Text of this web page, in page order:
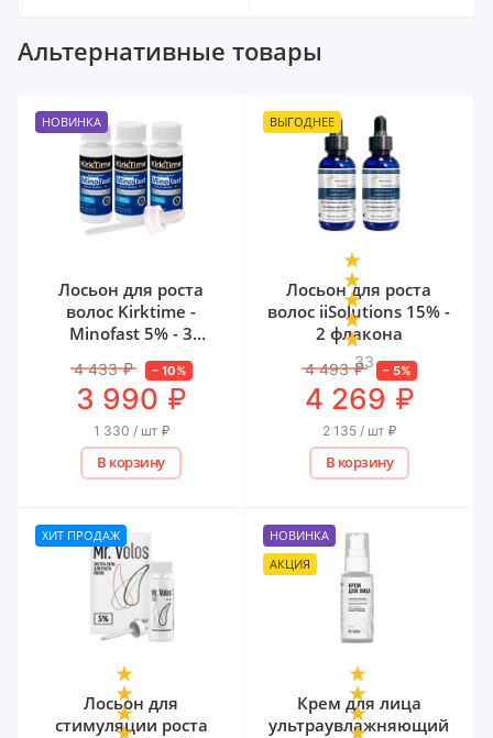
Альтернативные товары
НОВИНКА
Лосьон для роста
волос Kirktime -
Minofast 5% - 3
4 433 ₽ – 10%
3 990 ₽
1 330 / шт ₽
В корзину
ВЫГОДНЕЕ
33
Лосьон для роста
волос iiSolutions 15% -
2 флакона
4 493 ₽ – 5%
4 269 ₽
2 135 / шт ₽
В корзину
ХИТ ПРОДАЖ
Лосьон для
стимуляции роста
НОВИНКА
АКЦИЯ
Крем для лица
ультраувлажняющий